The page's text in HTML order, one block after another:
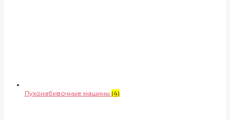
Пухонабивочные машины (4)